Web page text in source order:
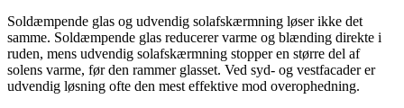
Soldæmpende glas og udvendig solafskærmning løser ikke det
samme. Soldæmpende glas reducerer varme og blænding direkte i
ruden, mens udvendig solafskærmning stopper en større del af
solens varme, før den rammer glasset. Ved syd- og vestfacader er
udvendig løsning ofte den mest effektive mod overophedning.